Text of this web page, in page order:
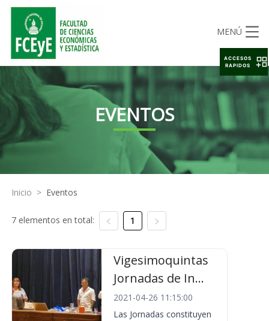
MENÚ
EVENTOS
Inicio > Eventos
7 elementos en total: 1
Vigesimoquintas
Jornadas de In...
2021-04-26 11:15:00
Las Jornadas constituyen
ACCESOS
RAPIDOS